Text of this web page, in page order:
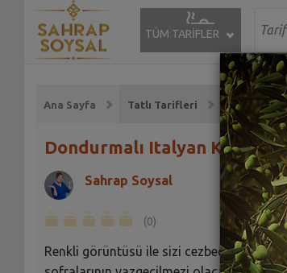
TÜM TARİFLER
Ana Sayfa Tatlı Tarifleri
Dondurmalı Italyan Keki
Sahrap Soysal
(0)
Renkli görüntüsü ile sizi cezbedecek,